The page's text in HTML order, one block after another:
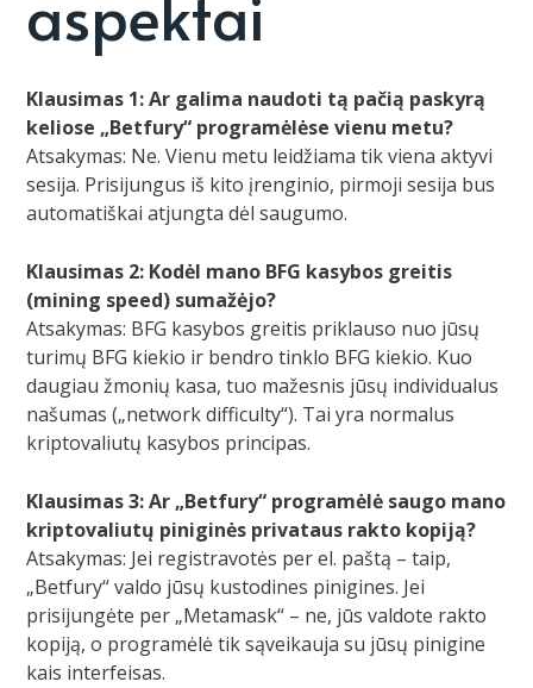
Klausimas 1: Ar galima naudoti tą pačią paskyrą
keliose „Betfury“ programėlėse vienu metu?
Atsakymas: Ne. Vienu metu leidžiama tik viena aktyvi
sesija. Prisijungus iš kito įrenginio, pirmoji sesija bus
automatiškai atjungta dėl saugumo.
Klausimas 2: Kodėl mano BFG kasybos greitis
(mining speed) sumažėjo?
Atsakymas: BFG kasybos greitis priklauso nuo jūsų
turimų BFG kiekio ir bendro tinklo BFG kiekio. Kuo
daugiau žmonių kasa, tuo mažesnis jūsų individualus
našumas („network difficulty“). Tai yra normalus
kriptovaliutų kasybos principas.
Klausimas 3: Ar „Betfury“ programėlė saugo mano
kriptovaliutų piniginės privataus rakto kopiją?
Atsakymas: Jei registravotės per el. paštą – taip,
„Betfury“ valdo jūsų kustodines pinigines. Jei
prisijungėte per „Metamask“ – ne, jūs valdote rakto
kopiją, o programėlė tik sąveikauja su jūsų pinigine
kais interfeisas.